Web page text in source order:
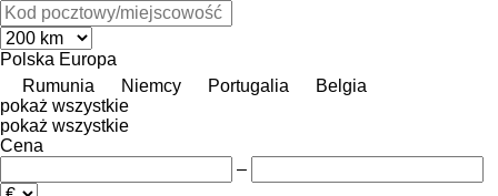
Polska Europa
Rumunia
Niemcy Portugalia
Belgia
pokaż wszystkie
pokaż wszystkie
Cena
–